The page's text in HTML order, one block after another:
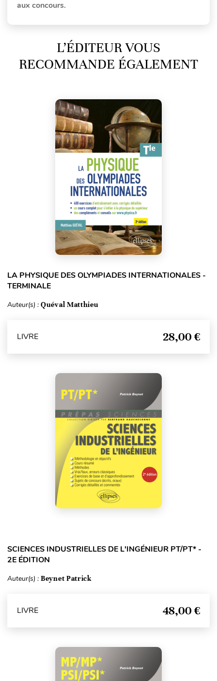
aux concours.
L’ÉDITEUR VOUS
RECOMMANDE ÉGALEMENT
LA PHYSIQUE DES OLYMPIADES INTERNATIONALES -
TERMINALE
Auteur(s) : Quéval Matthieu
LIVRE 28,00 €
SCIENCES INDUSTRIELLES DE L'INGÉNIEUR PT/PT* -
2E ÉDITION
Auteur(s) : Beynet Patrick
LIVRE 48,00 €